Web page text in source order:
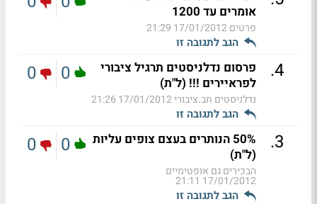
אומרים עד 1200
פרטים17/01/2012 21:29
הגב לתגובה זו
4
.
פרסום נדלניסטים תרגיל ציבורי
לפראיירים !!! (ל"ת)
נדלניסטים חב.ציבורי17/01/2012 21:26
הגב לתגובה זו
0
0
3
.
50% הנותרים בעצם צופים עליות
(ל"ת)
הבכירים גם אופטימיים
17/01/2012 21:11
הגב לתגובה זו
0
0